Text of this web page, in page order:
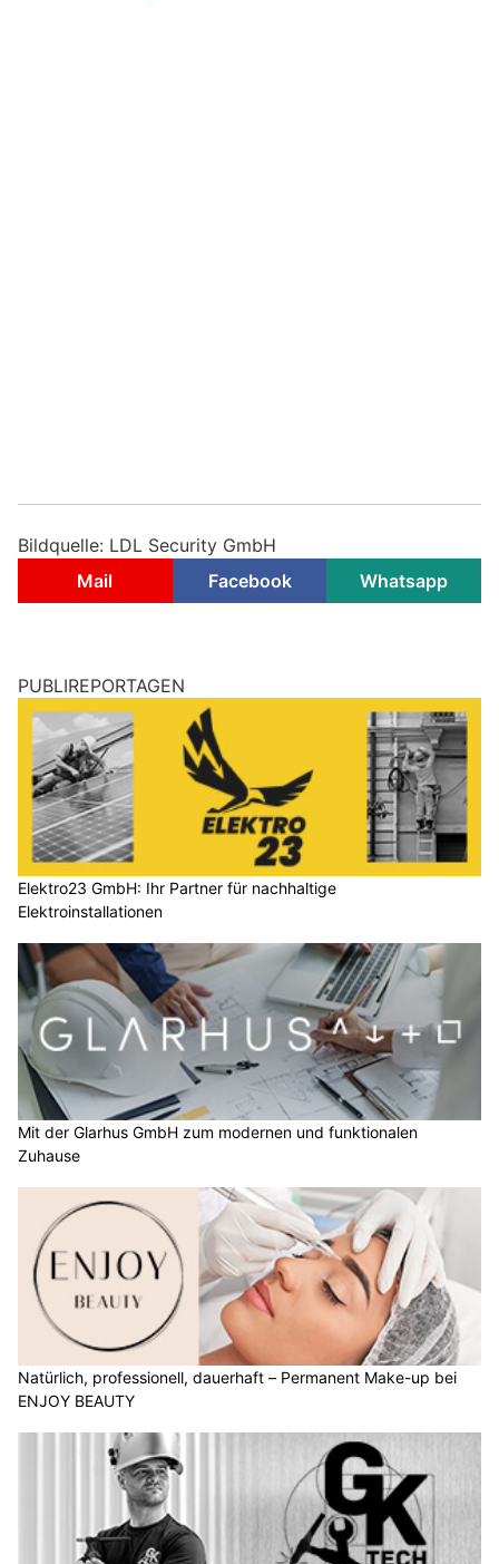
Bildquelle: LDL Security GmbH
Mail
Facebook Whatsapp
PUBLIREPORTAGEN
Elektro23 GmbH: Ihr Partner für nachhaltige
Elektroinstallationen
Mit der Glarhus GmbH zum modernen und funktionalen
Zuhause
Natürlich, professionell, dauerhaft – Permanent Make-up bei
ENJOY BEAUTY